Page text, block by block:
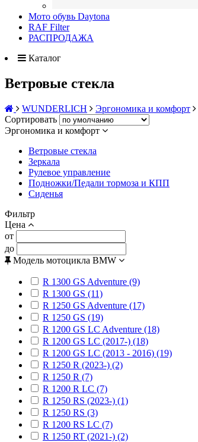
Мото обувь Daytona
RAF Filter
РАСПРОДАЖА
Каталог
Ветровые стекла
WUNDERLICH Эргономика и комфорт
Сортировать
Эргономика и комфорт
Ветровые стекла
Зеркала
Рулевое управление
Подножки/Педали тормоза и КПП
Сиденья
Фильтр
Цена
от
до
Модель мотоцикла BMW
R 1300 GS Adventure (9)
R 1300 GS (11)
R 1250 GS Adventure (17)
R 1250 GS (19)
R 1200 GS LC Adventure (18)
R 1200 GS LC (2017-) (18)
R 1200 GS LC (2013 - 2016) (19)
R 1250 R (2023-) (2)
R 1250 R (7)
R 1200 R LC (7)
R 1250 RS (2023-) (1)
R 1250 RS (3)
R 1200 RS LC (7)
R 1250 RT (2021-) (2)